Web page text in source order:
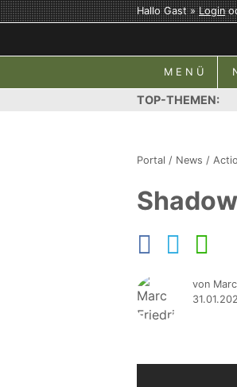
Hallo Gast »Login
MENÜ
TOP-THEMEN:
Portal / News /
von